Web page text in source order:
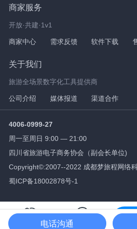
商家服务
开放·共建·1v1
商家中心 需求反馈 软件下载
关于我们
旅游全场景数字化工具提供商
公司介绍 媒体报道 渠道合作
4006-0999-27
周一至周日 9:00 — 21:00
四川省旅游电子商务协会（副会长单位)
Copyright©:2007--2022 成都梦旅程网络
蜀ICP备18002878号-1
拨打电话 在线咨询
电话沟通